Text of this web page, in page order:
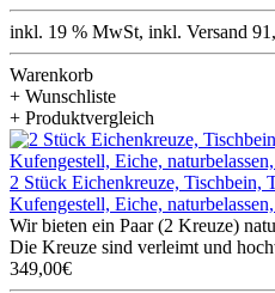
inkl. 19 % MwSt, inkl. Versand
Warenkorb
+ Wunschliste
+ Produktvergleich
2 Stück Eichenkreuze, Tischbein,
Kufengestell, Eiche,
Wir bieten ein Paar (2 Kreuze)
Die Kreuze sind verleimt und
349,00€